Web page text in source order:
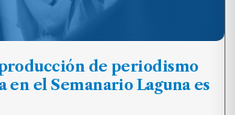
de periodismo
en el Semanario Laguna es